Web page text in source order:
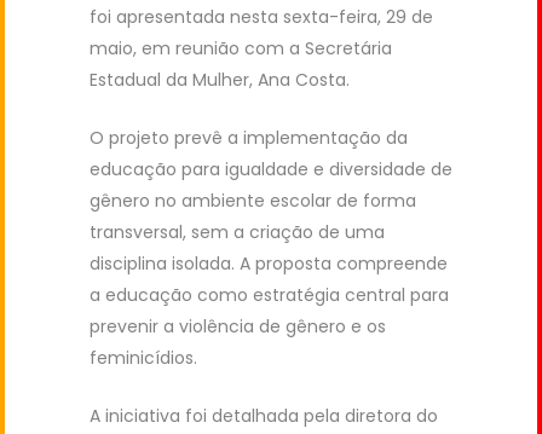
foi apresentada nesta sexta-feira, 29 de
maio, em reunião com a Secretária
Estadual da Mulher, Ana Costa.
O projeto prevê a implementação da
educação para igualdade e diversidade de
gênero no ambiente escolar de forma
transversal, sem a criação de uma
disciplina isolada. A proposta compreende
a educação como estratégia central para
prevenir a violência de gênero e os
feminicídios.
A iniciativa foi detalhada pela diretora do